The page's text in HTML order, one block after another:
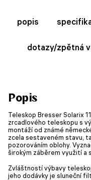
popis
dotazy/zpětná
Popis
Teleskop Bresser Solarix
zrcadlového teleskopu s
montáží od známé
zcela sestaveném stavu,
pozorováním oblohy.
širokým záběrem využití a
Zvláštností výbavy
jeho dodávky je sluneční